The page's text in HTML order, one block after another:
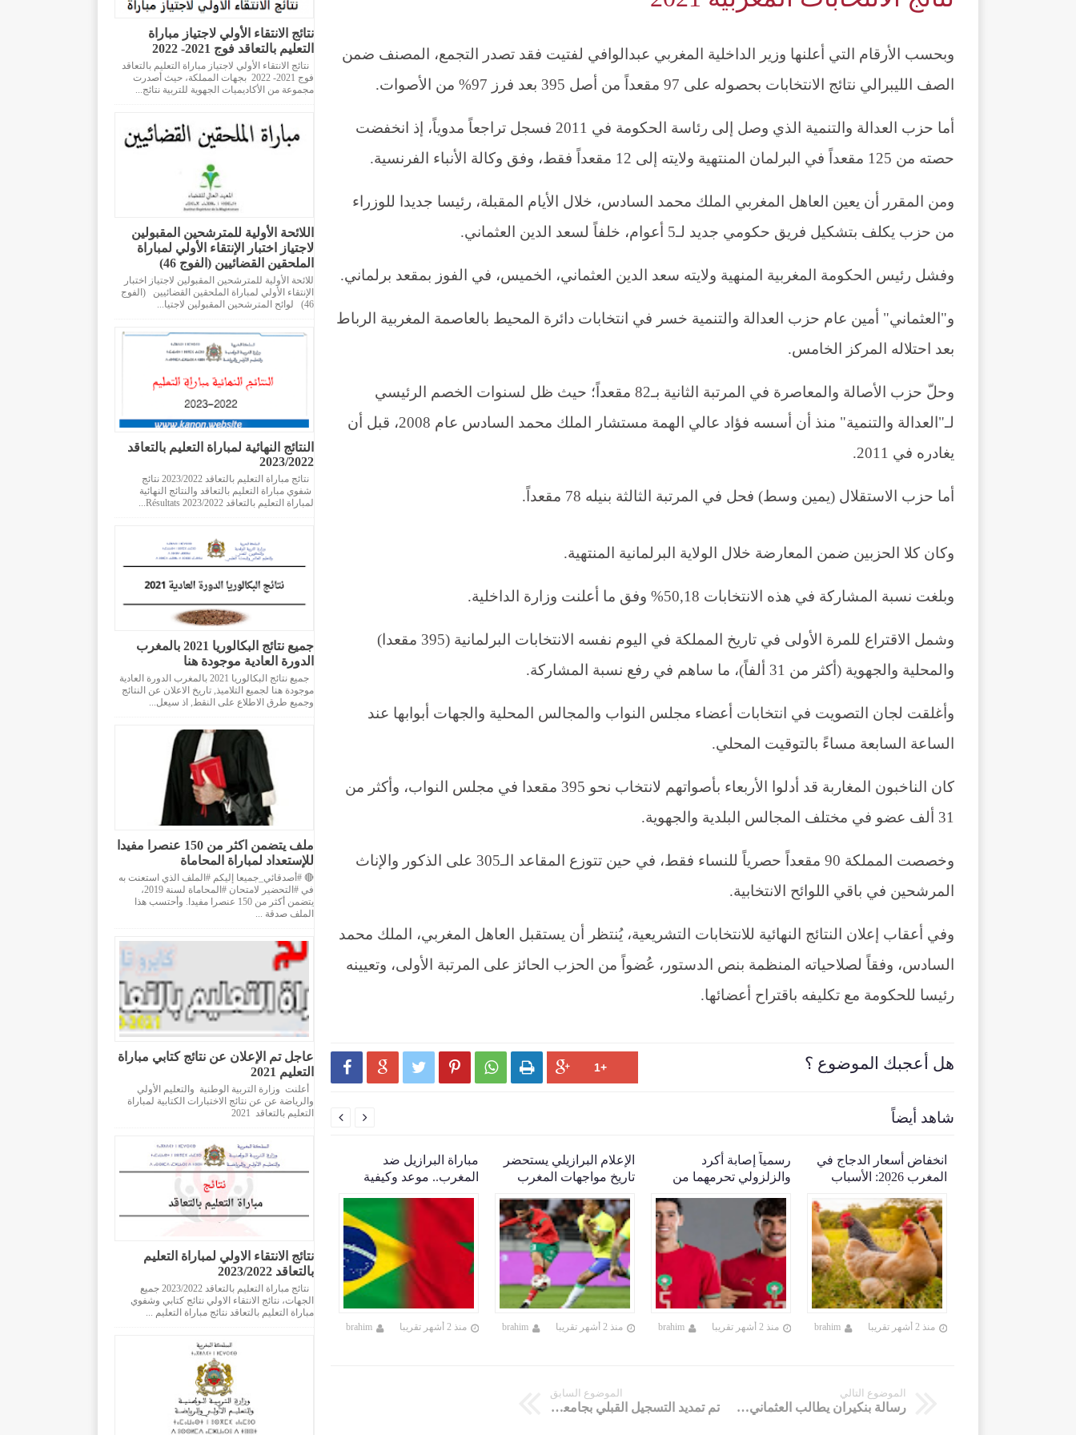
وبحسب الأرقام التي أعلنها وزير الداخلية المغربي عبدالوافي لفتيت فقد تصدر التجمع، المصنف ضمن
الصف الليبرالي نتائج الانتخابات بحصوله على 97 مقعداً من أصل 395 بعد فرز 97% من الأصوات.
أما حزب العدالة والتنمية الذي وصل إلى رئاسة الحكومة في 2011 فسجل تراجعاً مدوياً، إذ انخفضت
حصته من 125 مقعداً في البرلمان المنتهية ولايته إلى 12 مقعداً فقط، وفق وكالة الأنباء الفرنسية.
ومن المقرر أن يعين العاهل المغربي الملك محمد السادس، خلال الأيام المقبلة، رئيسا جديدا للوزراء
من حزب يكلف بتشكيل فريق حكومي جديد لـ5 أعوام، خلفاً لسعد الدين العثماني.
وفشل رئيس الحكومة المغربية المنهية ولايته سعد الدين العثماني، الخميس، في الفوز بمقعد برلماني.
و"العثماني" أمين عام حزب العدالة والتنمية خسر في انتخابات دائرة المحيط بالعاصمة المغربية الرباط
بعد احتلاله المركز الخامس.
وحلّ حزب الأصالة والمعاصرة في المرتبة الثانية بـ82 مقعداً؛ حيث ظل لسنوات الخصم الرئيسي
لـ"العدالة والتنمية" منذ أن أسسه فؤاد عالي الهمة مستشار الملك محمد السادس عام 2008، قبل أن
يغادره في 2011.
أما حزب الاستقلال (يمين وسط) فحل في المرتبة الثالثة بنيله 78 مقعداً.
وكان كلا الحزبين ضمن المعارضة خلال الولاية البرلمانية المنتهية.
وبلغت نسبة المشاركة في هذه الانتخابات 50,18% وفق ما أعلنت وزارة الداخلية.
وشمل الاقتراع للمرة الأولى في تاريخ المملكة في اليوم نفسه الانتخابات البرلمانية (395 مقعدا)
والمحلية والجهوية (أكثر من 31 ألفاً)، ما ساهم في رفع نسبة المشاركة.
وأغلقت لجان التصويت في انتخابات أعضاء مجلس النواب والمجالس المحلية والجهات أبوابها عند
الساعة السابعة مساءً بالتوقيت المحلي.
كان الناخبون المغاربة قد أدلوا الأربعاء بأصواتهم لانتخاب نحو 395 مقعدا في مجلس النواب، وأكثر من
31 ألف عضو في مختلف المجالس البلدية والجهوية.
وخصصت المملكة 90 مقعداً حصرياً للنساء فقط، في حين تتوزع المقاعد الـ305 على الذكور والإناث
المرشحين في باقي اللوائح الانتخابية.
وفي أعقاب إعلان النتائج النهائية للانتخابات التشريعية، يُنتظر أن يستقبل العاهل المغربي، الملك محمد
السادس، وفقاً لصلاحياته المنظمة بنص الدستور، عُضواً من الحزب الحائز على المرتبة الأولى، وتعيينه
رئيسا للحكومة مع تكليفه باقتراح أعضائها.
هل أعجبك الموضوع ؟      
شاهد أيضاً
مباراة البرازيل ضد
المغرب.. موعد وكيفية
منذ 2 أشهر تقريبا brahim
الإعلام البرازيلي يستحضر
تاريخ مواجهات المغرب
العالم 2026
منذ 2 أشهر تقريبا brahim
رسمياً إصابة أكرد
والزلزولي تحرمهما من
2026
منذ 2 أشهر تقريبا brahim
انخفاض أسعار الدجاج في
المغرب 2026: الأسباب
المستهلكين والمربين
منذ 2 أشهر تقريبا brahim
 
الموضوع التالي
رسالة بنكيران يطالب العثماني بالإستقالة
الموضوع السابق
تم تمديد التسجيل القبلي بجامعة ابن زهر الى غاية 10 شتنبر 2021
نتائج الانتقاء الأولي لاجتياز مباراة
التعليم بالتعاقد فوج 2021- 2022
نتائج الانتقاء الأولي لاجتياز مباراة التعليم بالتعاقد
فوج 2021- 2022 بجهات المملكة، حيث أصدرت
مجموعة من الأكاديميات الجهوية للتربية نتائج...
اللائحة الأولية للمترشحين المقبولين
لاجتياز اختبار الإنتقاء الأولي لمباراة
الملحقين القضائيين (الفوج 46)
للائحة الأولية للمترشحين المقبولين لاجتياز اختبار
الإنتقاء الأولي لمباراة الملحقين القضائيين (الفوج
46) لوائح المترشحين المقبولين لاجتيا...
النتائج النهائية لمباراة التعليم بالتعاقد
2023/2022
نتائج مباراة التعليم بالتعاقد 2023/2022 نتائج
شفوي مباراة التعليم بالتعاقد والنتائج النهائية
لمباراة التعليم بالتعاقد 2023/2022 Résultats...
جميع نتائج البكالوريا 2021 بالمغرب
الدورة العادية موجودة هنا
جميع نتائج البكالوريا 2021 بالمغرب الدورة العادية
موجودة هنا لجميع التلاميذ, تاريخ الاعلان عن النتائج
وجميع طرق الاطلاع على النقط, اذ سيعل...
ملف يتضمن اكثر من 150 عنصرا مفيدا
للإستعداد لمباراة المحاماة
🔴 #أصدقائي_جميعا إليكم #الملف الذي استعنت به
في #التحضير لامتحان #المحاماة لسنة 2019،
يتضمن أكثر من 150 عنصرا مفيدا. وأحتسب هذا
الملف صدقة ...
عاجل تم الإعلان عن نتائج كتابي مباراة
التعليم 2021
أعلنت وزارة التربية الوطنية والتعليم الأولي
والرياضة عن عن نتائج الاختبارات الكتابية لمباراة
التعليم بالتعاقد 2021
نتائج الانتقاء الاولي لمباراة التعليم
بالتعاقد 2023/2022
نتائج مباراة التعليم بالتعاقد 2023/2022 جميع
الجهات، نتائج الانتقاء الاولي نتائج كتابي وشفوي
مباراة التعليم بالتعاقد نتائج مباراة التعليم ...